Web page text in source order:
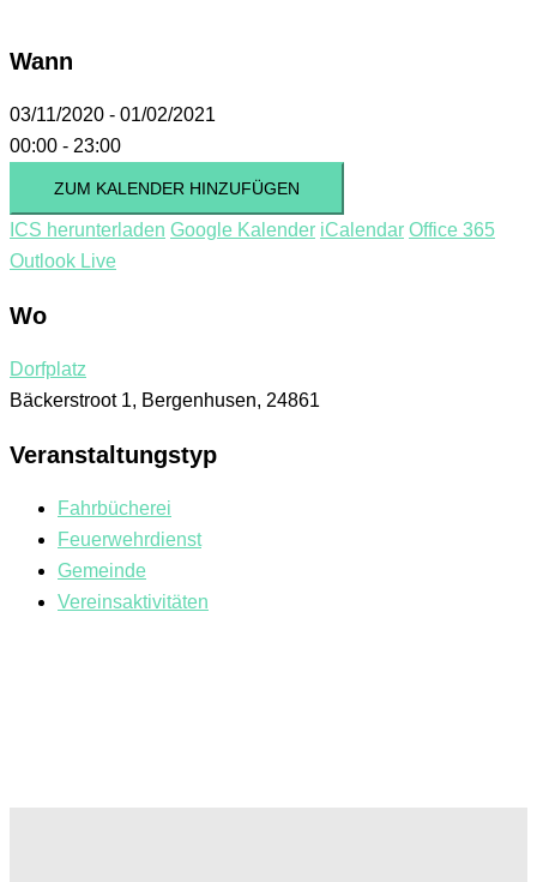
Wann
03/11/2020 - 01/02/2021
00:00 - 23:00
ZUM KALENDER HINZUFÜGEN
ICS herunterladen Google Kalender iCalendar Office 365
Outlook Live
Wo
Dorfplatz
Bäckerstroot 1, Bergenhusen, 24861
Veranstaltungstyp
Fahrbücherei
Feuerwehrdienst
Gemeinde
Vereinsaktivitäten